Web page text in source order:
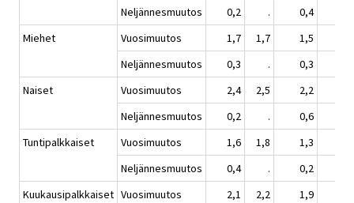
Neljännesmuutos
0,2 . 0,4
Miehet
Vuosimuutos 1,7 1,7 1,5
Neljännesmuutos
0,3 . 0,3
Naiset
Vuosimuutos 2,4 2,5 2,2
Neljännesmuutos
0,2 . 0,6
Tuntipalkkaiset
Vuosimuutos 1,6 1,8 1,3
Neljännesmuutos
0,4 . 0,2
Kuukausipalkkaiset Vuosimuutos 2,1 2,2 1,9